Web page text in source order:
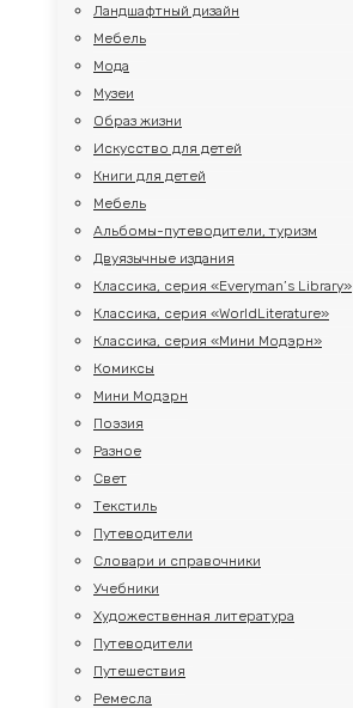
Ландшафтный дизайн
Мебель
Мода
Музеи
Образ жизни
Искусство для детей
Книги для детей
Мебель
Альбомы-путеводители, туризм
Двуязычные издания
Классика, серия «Everyman’s Library»
Классика, серия «WorldLiterature»
Классика, серия «Мини Модэрн»
Комиксы
Мини Модэрн
Поэзия
Разное
Свет
Текстиль
Путеводители
Словари и справочники
Учебники
Художественная литература
Путеводители
Путешествия
Ремесла